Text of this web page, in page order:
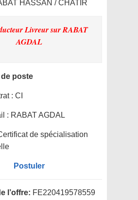
HASSAN / CHATIR
Livreursur RABAT
AGDAL
poste
: CI
: RABAT AGDAL
de spécialisation
Postuler
l’offre: FE220419578559